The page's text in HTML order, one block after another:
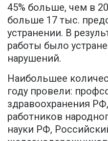
45% больше, чем в
больше 17 тыс.
устранении. В
работы было
нарушений.
Наибольшее
году провели:
здравоохранения
работников
науки РФ,